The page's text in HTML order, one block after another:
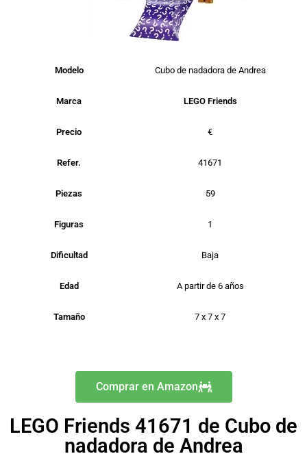
Modelo Cubo de nadadora de Andrea
Marca LEGO Friends
Precio €
Refer. 41671
Piezas 59
Figuras 1
Dificultad Baja
Edad A partir de 6 años
Tamaño 7 x 7 x 7
Comprar en Amazon
LEGO Friends 41671 de Cubo de
nadadora de Andrea